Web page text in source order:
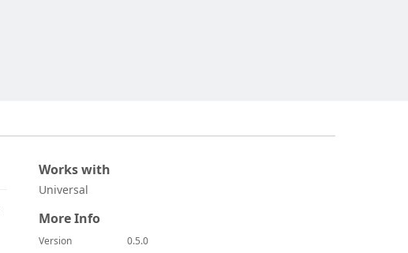
Works with
Universal
More Info
Version
0.5.0